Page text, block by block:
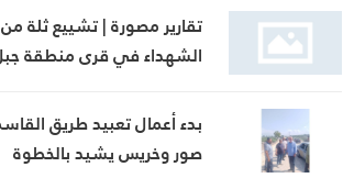
تقارير مصورة | تشييع ثلة من
الشهداء في قرى منطقة
بدء أعمال تعبيد طريق
صور وخريس يشيد بالخطوة